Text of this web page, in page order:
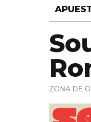
ZONA DE